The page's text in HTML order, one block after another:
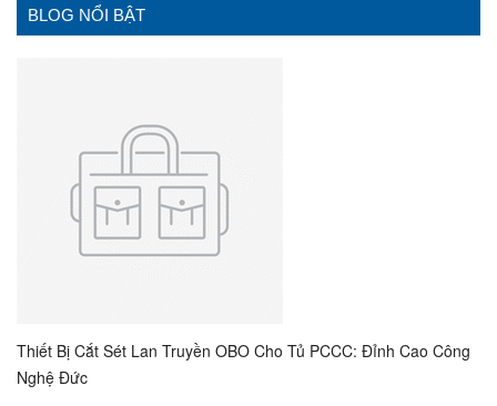
BLOG NỔI BẬT
Thiết Bị Cắt Sét Lan Truyền OBO Cho Tủ PCCC: Đỉnh Cao Công
Nghệ Đức